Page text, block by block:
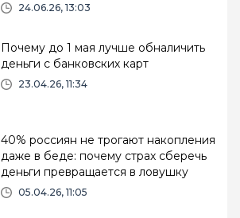
24.06.26, 13:03
Почему до 1 мая лучше обналичить
деньги с банковских карт
23.04.26, 11:34
40% россиян не трогают накопления
даже в беде: почему страх сберечь
деньги превращается в ловушку
05.04.26, 11:05